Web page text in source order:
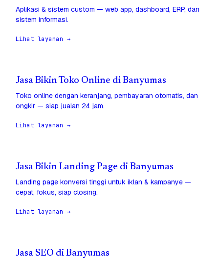
Aplikasi & sistem custom — web app, dashboard, ERP, dan
sistem informasi.
Lihat layanan →
Jasa Bikin Toko Online di Banyumas
Toko online dengan keranjang, pembayaran otomatis, dan
ongkir — siap jualan 24 jam.
Lihat layanan →
Jasa Bikin Landing Page di Banyumas
Landing page konversi tinggi untuk iklan & kampanye —
cepat, fokus, siap closing.
Lihat layanan →
Jasa SEO di Banyumas